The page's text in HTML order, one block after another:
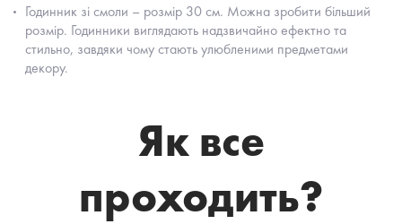
Годинник зі смоли – розмір 30 см. Можна зробити більший
розмір. Годинники виглядають надзвичайно ефектно та
стильно, завдяки чому стають улюбленими предметами
декору.
Як все
проходить?